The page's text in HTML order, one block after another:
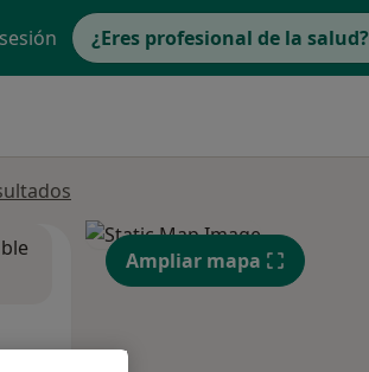
¿Eres profesional de la salud?
Ampliar mapa